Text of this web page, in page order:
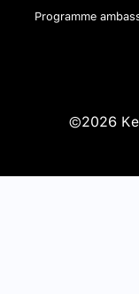
Programme
©2026